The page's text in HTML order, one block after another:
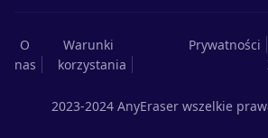
2023-2024 AnyEraser wszelkie
O
nas
Warunki
korzystania
Prywatności